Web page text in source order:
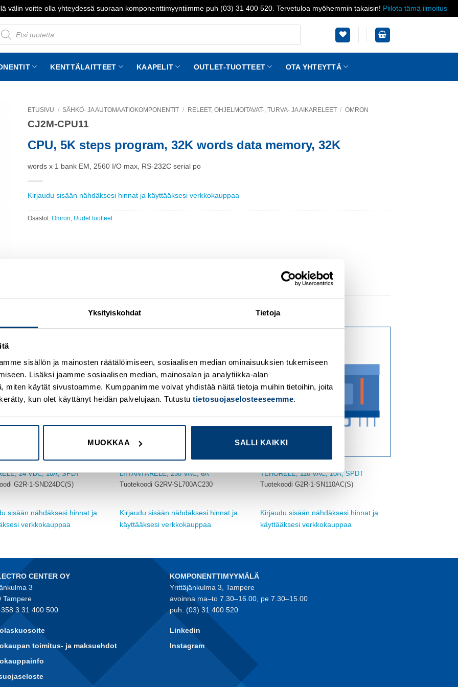
Yksityiskohdat Tietoja
sisällön ja mainosten räätälöimiseen, sosiaalisen median ominaisuuksien tukemiseen
Lisäksi jaamme sosiaalisen median, mainosalan ja analytiikka-alan
miten käytät sivustoamme. Kumppanimme voivat yhdistää näitä tietoja muihin tietoihin, joita
kun olet käyttänyt heidän palvelujaan. Tutustu tietosuojaselosteeseemme.
MUOKKAA SALLI KAIKKI
välin voitte olla yhteydessä suoraan komponenttimyyntiimme puh (03) 31 400 520. Tervetuloa myöhemmin takaisin! Piilota tämä ilmoitus
KENTTÄLAITTEET KAAPELIT OUTLET-TUOTTEET OTA YHTEYTTÄ
ETUSIVU / SÄHKÖ- JA AUTOMAATIOKOMPONENTIT / RELEET, OHJELMOITAVAT-, TURVA- JA AIKARELEET / OMRON
CJ2M-CPU11
CPU, 5K steps program, 32K words data memory, 32K
words x 1 bank EM, 2560 I/O max, RS-232C serial po
Kirjaudu sisään nähdäksesi hinnat ja käyttääksesi verkkokauppaa
Osastot: Omron Uudet tuotteet
wishlist
24 VDC, 10A, SPDT
G2R-1-SND24DC(S)
sisään nähdäksesi hinnat ja
verkkokauppaa
wishlist
LIITÄNTÄRELE, 230 VAC, 6A
Tuotekoodi G2RV-SL700AC230
Kirjaudu sisään nähdäksesi hinnat ja
käyttääksesi verkkokauppaa
TEHORELE, 110 VAC, 10A, SPDT
Tuotekoodi G2R-1-SN110AC(S)
Kirjaudu sisään nähdäksesi hinnat ja
käyttääksesi verkkokauppaa
CENTER OY
3
Tampere
3 31 400 500
toimitus- ja maksuehdot
KOMPONENTTIMYYMÄLÄ
Yrittäjänkulma 3, Tampere
avoinna ma–to 7.30–16.00, pe 7.30–15.00
puh. (03) 31 400 520
Linkedin
Instagram